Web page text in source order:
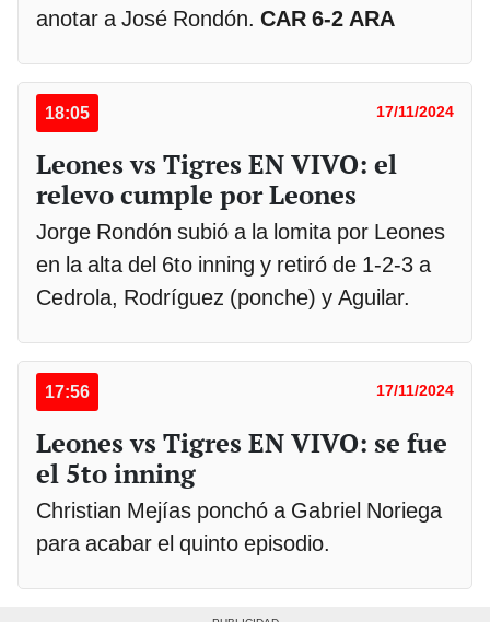
anotar a José Rondón. CAR 6-2 ARA
18:05 17/11/2024
Leones vs Tigres EN VIVO: el
relevo cumple por Leones
Jorge Rondón subió a la lomita por Leones
en la alta del 6to inning y retiró de 1-2-3 a
Cedrola, Rodríguez (ponche) y Aguilar.
17:56 17/11/2024
Leones vs Tigres EN VIVO: se fue
el 5to inning
Christian Mejías ponchó a Gabriel Noriega
para acabar el quinto episodio.